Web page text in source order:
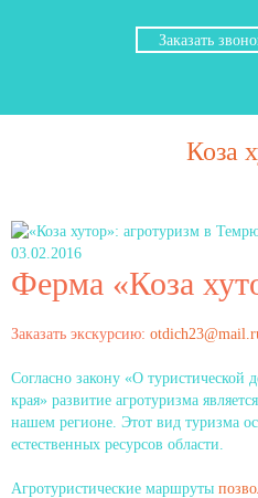
Заказать
Коза
03.02.2016
Ферма «Коза
Заказать экскурсию:
Согласно закону «О туристической
края» развитие агротуризма
нашем регионе. Этот вид туризма
естественных ресурсов области.
Агротуристические маршруты